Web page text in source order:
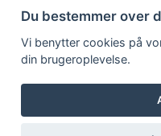
Blespande test
Paraplyklapvogne
Autostol test
Du bestemmer over
Vi benytter cookies på
din brugeroplevelse.